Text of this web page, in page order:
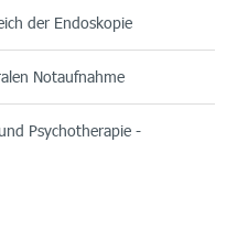
der Endoskopie
Notaufnahme
Psychotherapie -